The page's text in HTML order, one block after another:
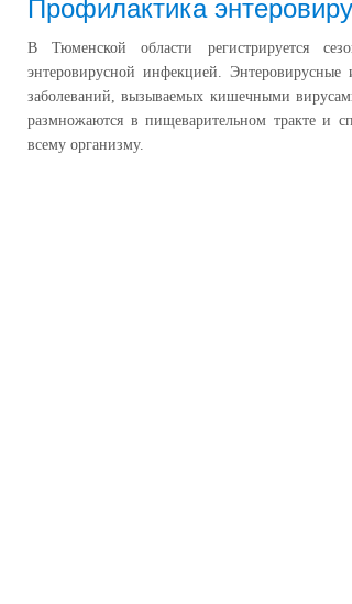
Профилактика
В Тюменской области регистрируется
энтеровирусной инфекцией.
заболеваний, вызываемых кишечными
размножаются в пищеварительном тракте и
всему организму.